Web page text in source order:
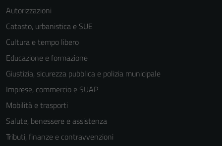
Autorizzazioni
Catasto, urbanistica e SUE
Cultura e tempo libero
Educazione e formazione
Giustizia, sicurezza pubblica e polizia municipale
Imprese, commercio e SUAP
Mobilità e trasporti
Salute, benessere e assistenza
Tributi, finanze e contravvenzioni